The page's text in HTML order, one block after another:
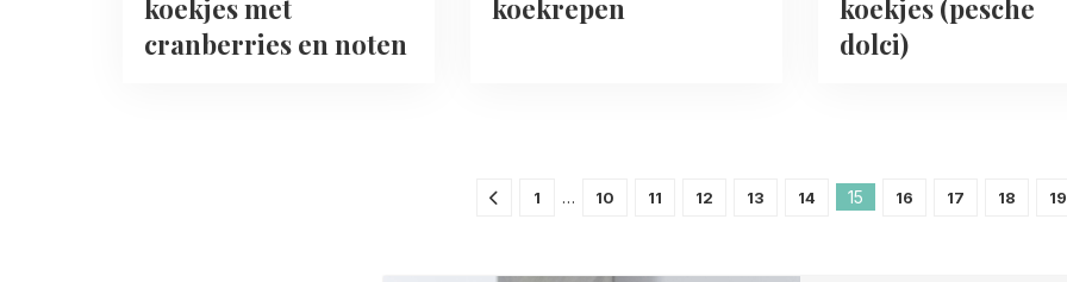
koekjes met
cranberries en noten
koekrepen
koekjes (pesche
dolci)
1 … 10 11 12 13 14 15 16 17 18 19